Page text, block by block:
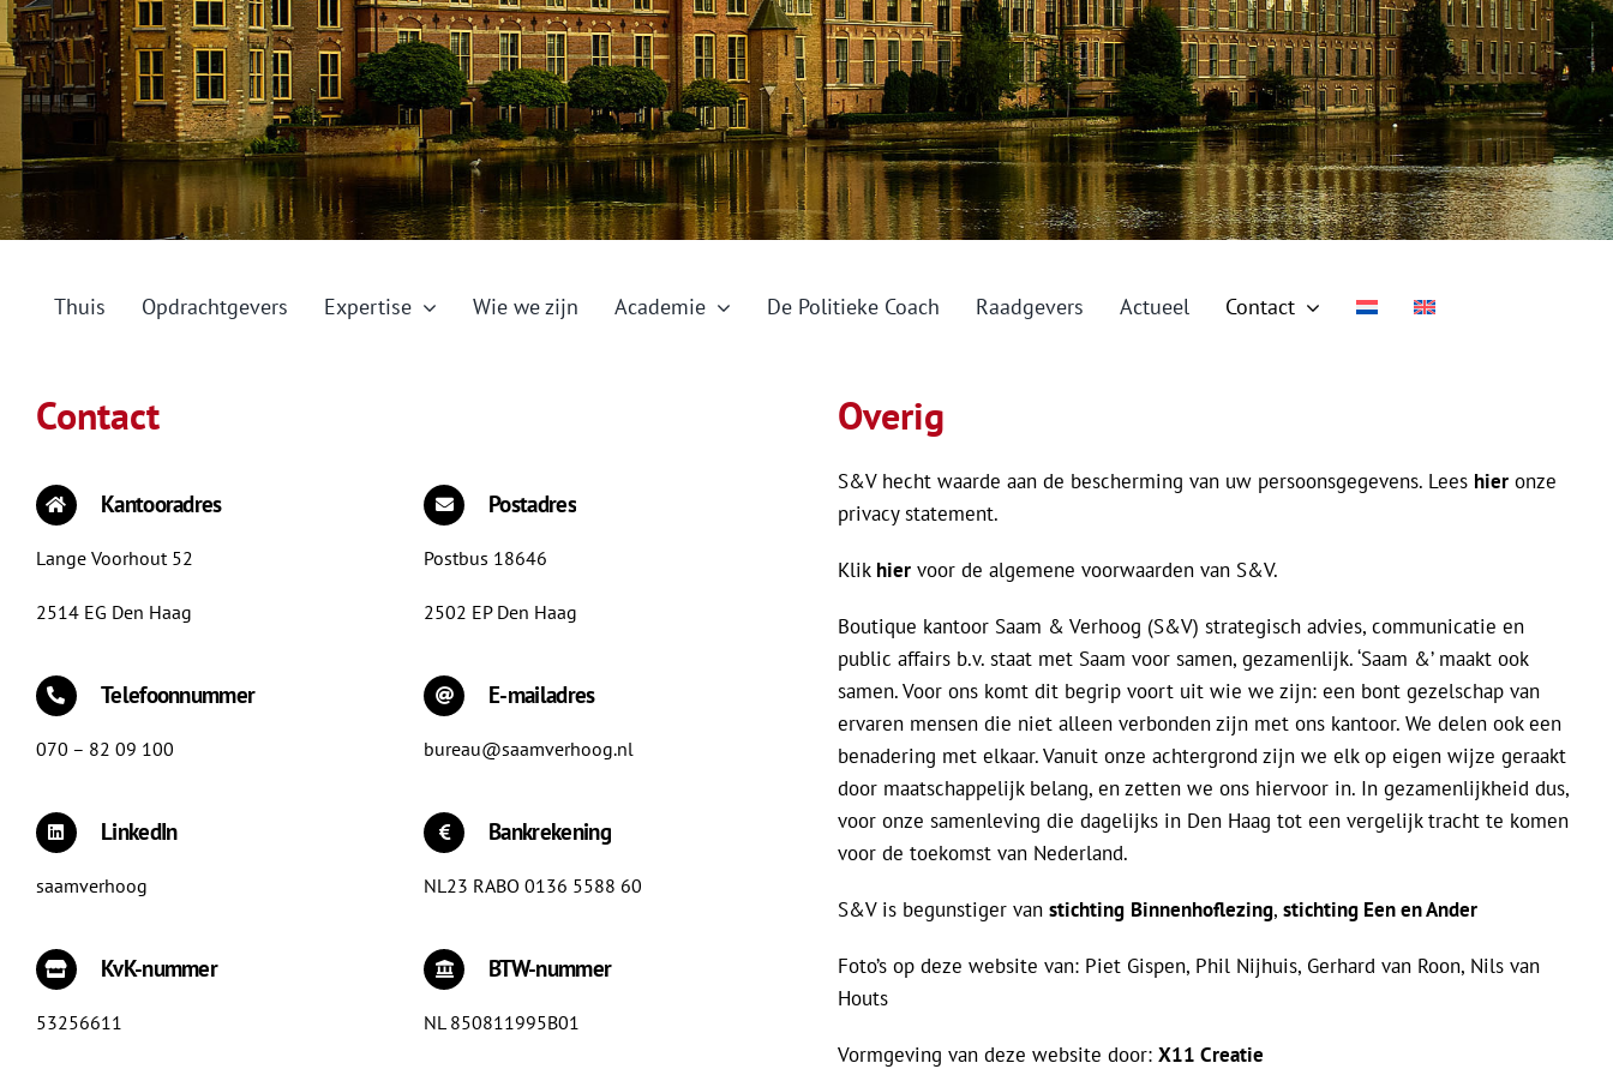
Thuis Opdrachtgevers Expertise Wie we zijn Academie De Politieke Coach Raadgevers Actueel Contact
Contact
Kantooradres
Lange Voorhout 52
2514 EG Den Haag
Postadres
Postbus 18646
2502 EP Den Haag
Telefoonnummer
070 – 82 09 100
E-mailadres
bureau@saamverhoog.nl
LinkedIn
saamverhoog
Bankrekening
NL23 RABO 0136 5588 60
KvK-nummer
53256611
BTW-nummer
NL 850811995B01
Overig
S&V hecht waarde aan de bescherming van uw persoonsgegevens. Lees hieronze
privacy statement.
Klik hiervoor de algemene voorwaarden van S&V.
Boutique kantoor Saam & Verhoog (S&V) strategisch advies, communicatie en
public affairs b.v. staat met Saam voor samen, gezamenlijk. ‘Saam &’ maakt ook
samen. Voor ons komt dit begrip voort uit wie we zijn: een bont gezelschap van
ervaren mensen die niet alleen verbonden zijn met ons kantoor. We delen ook een
benadering met elkaar. Vanuit onze achtergrond zijn we elk op eigen wijze geraakt
door maatschappelijk belang, en zetten we ons hiervoor in. In gezamenlijkheid dus,
voor onze samenleving die dagelijks in Den Haag tot een vergelijk tracht te komen
voor de toekomst van Nederland.
S&V is begunstiger van stichting Binnenhoflezing, stichting Een en Ander
Foto’s op deze website van: Piet Gispen, Phil Nijhuis, Gerhard van Roon, Nils van
Houts
Vormgeving van deze website door: X11 Creatie